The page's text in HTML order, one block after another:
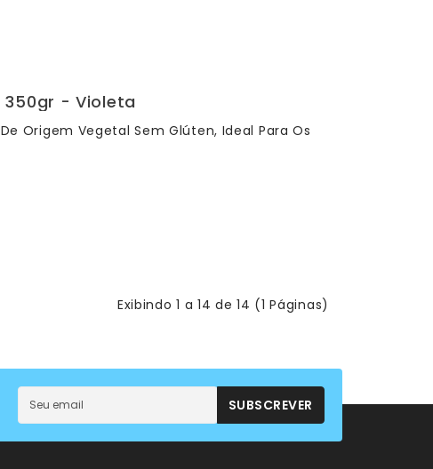
- Violeta
Origem Vegetal Sem Glúten, Ideal Para Os
Exibindo 1 a 14 de 14 (1 Páginas)
SUBSCREVER